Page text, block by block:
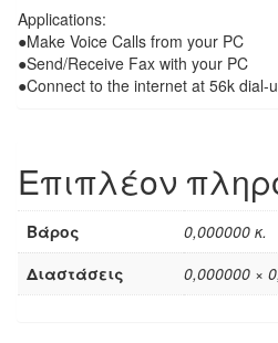
Applications:
●Make Voice Calls from your PC
●Send/Receive Fax with your PC
●Connect to the internet at 56k dial-
Επιπλέον
Βάρος
0,000000 κ.
Διαστάσεις
0,000000 ×